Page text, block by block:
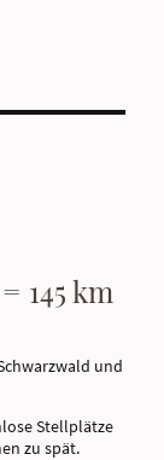
145 km
und
Stellplätze
zu spät.